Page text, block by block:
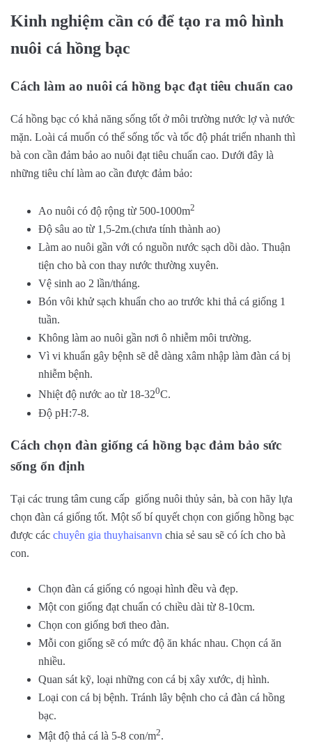
Kinh nghiệm cần có để tạo ra mô hình
nuôi cá hồng bạc
Cách làm ao nuôi cá hồng bạc đạt tiêu chuẩn cao
Cá hồng bạc có khả năng sống tốt ở môi trường nước lợ và nước
mặn. Loài cá muốn có thể sống tốc và tốc độ phát triển nhanh thì
bà con cần đảm bảo ao nuôi đạt tiêu chuẩn cao. Dưới đây là
những tiêu chí làm ao cần được đảm bảo:
Ao nuôi có độ rộng từ 500-1000m2
Độ sâu ao từ 1,5-2m.(chưa tính thành ao)
Làm ao nuôi gần với có nguồn nước sạch dồi dào. Thuận
tiện cho bà con thay nước thường xuyên.
Vệ sinh ao 2 lần/tháng.
Bón vôi khử sạch khuẩn cho ao trước khi thả cá giống 1
tuần.
Không làm ao nuôi gần nơi ô nhiễm môi trường.
Vì vi khuẩn gây bệnh sẽ dễ dàng xâm nhập làm đàn cá bị
nhiễm bệnh.
Nhiệt độ nước ao từ 18-320C.
Độ pH:7-8.
Cách chọn đàn giống cá hồng bạc đảm bảo sức
sống ổn định
Tại các trung tâm cung cấp giống nuôi thủy sản, bà con hãy lựa
chọn đàn cá giống tốt. Một số bí quyết chọn con giống hồng bạc
được các chuyên gia thuyhaisanvn chia sẻ sau sẽ có ích cho bà
con.
Chọn đàn cá giống có ngoại hình đều và đẹp.
Một con giống đạt chuẩn có chiều dài từ 8-10cm.
Chọn con giống bơi theo đàn.
Mỗi con giống sẽ có mức độ ăn khác nhau. Chọn cá ăn
nhiều.
Quan sát kỹ, loại những con cá bị xây xước, dị hình.
Loại con cá bị bệnh. Tránh lây bệnh cho cả đàn cá hồng
bạc.
Mật độ thả cá là 5-8 con/m2.